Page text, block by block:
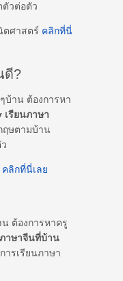
วต่อตัว
ตศาสตร์ คลิกที่นี่
ดี?
บ้าน ต้องการหา
เรียนภาษา
ฤษตามบ้าน
คลิกที่นี่เลย
ต้องการหาครู
าษาจีนที่บ้าน
รเรียนภาษา